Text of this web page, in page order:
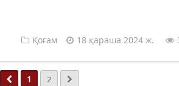
Қоғам 18 қараша 2024 ж.
1 2